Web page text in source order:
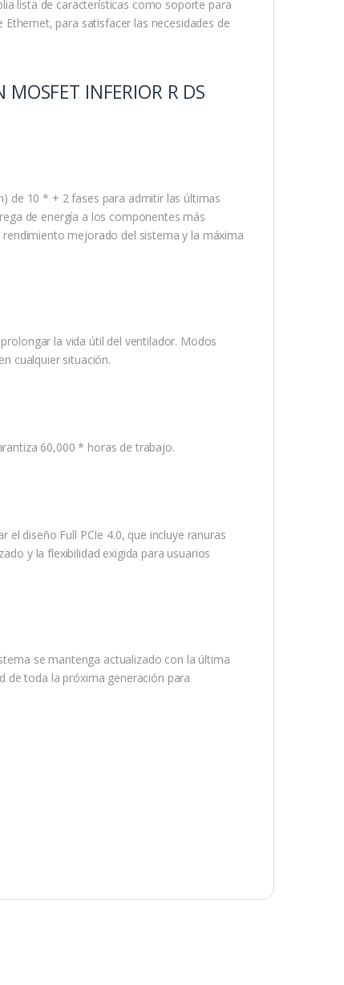
lista de características como soporte para
para satisfacer las necesidades de
INFERIOR R DS
de 10 * + 2 fases para admitir las últimas
de energía a los componentes más
mejorado del sistema y la máxima
la vida útil del ventilador. Modos
cualquier situación.
60,000 * horas de trabajo.
el diseño Full PCIe 4.0, que incluye ranuras
y la flexibilidad exigida para usuarios
se mantenga actualizado con la última
de toda la próxima generación para